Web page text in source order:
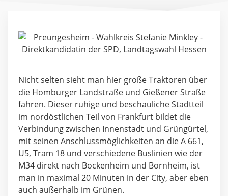
Nicht selten sieht man hier große Traktoren über
die Homburger Landstraße und Gießener Straße
fahren. Dieser ruhige und beschauliche Stadtteil
im nordöstlichen Teil von Frankfurt bildet die
Verbindung zwischen Innenstadt und Grüngürtel,
mit seinen Anschlussmöglichkeiten an die A 661,
U5, Tram 18 und verschiedene Buslinien wie der
M34 direkt nach Bockenheim und Bornheim, ist
man in maximal 20 Minuten in der City, aber eben
auch außerhalb im Grünen.